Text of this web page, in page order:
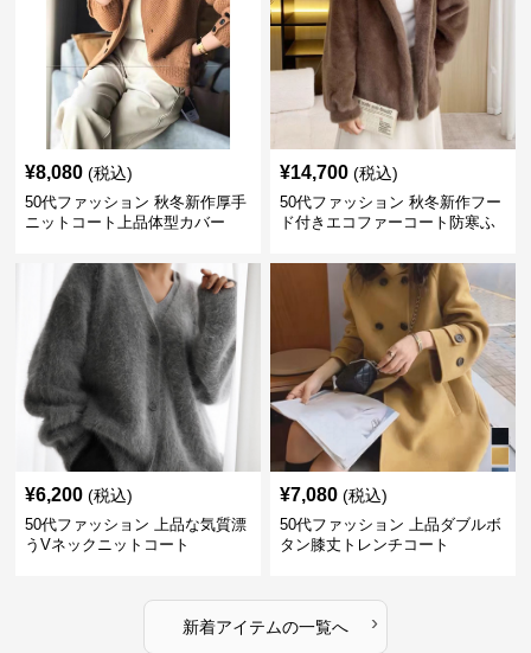
¥8,080 (税込)
50代ファッション 秋冬新作厚手
ニットコート上品体型カバー
¥14,700 (税込)
50代ファッション 秋冬新作フー
ド付きエコファーコート防寒ふ
¥6,200 (税込)
50代ファッション 上品な気質漂
うVネックニットコート
¥7,080 (税込)
50代ファッション 上品ダブルボ
タン膝丈トレンチコート
新着アイテムの一覧へ ›